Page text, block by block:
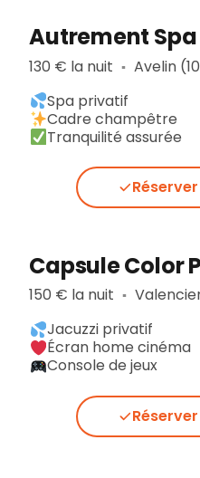
Autrement
130 € la nuit ▪︎ Avelin
Spa privatif
Cadre champêtre
Tranquilité assurée
Capsule Color
150 € la nuit ▪︎
Jacuzzi privatif
Écran home cinéma
Console de jeux